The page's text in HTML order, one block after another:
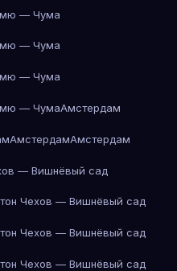
— Чума
— Чума
— Чума
— ЧумаАмстердам
АмстердамАмстердам
— Вишнёвый сад
Чехов — Вишнёвый сад
Чехов — Вишнёвый сад
Чехов — Вишнёвый сад